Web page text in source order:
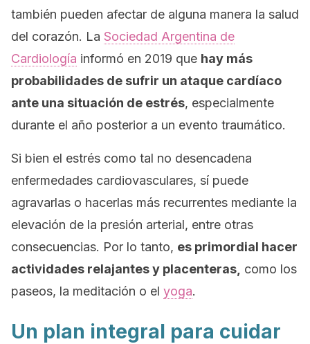
también pueden afectar de alguna manera la salud
del corazón. La Sociedad Argentina de
Cardiología informó en 2019 que hay más
probabilidades de sufrir un ataque cardíaco
ante una situación de estrés, especialmente
durante el año posterior a un evento traumático.
Si bien el estrés como tal no desencadena
enfermedades cardiovasculares, sí puede
agravarlas o hacerlas más recurrentes mediante la
elevación de la presión arterial, entre otras
consecuencias. Por lo tanto, es primordial hacer
actividades relajantes y placenteras, como los
paseos, la meditación o el yoga.
Un plan integral para cuidar